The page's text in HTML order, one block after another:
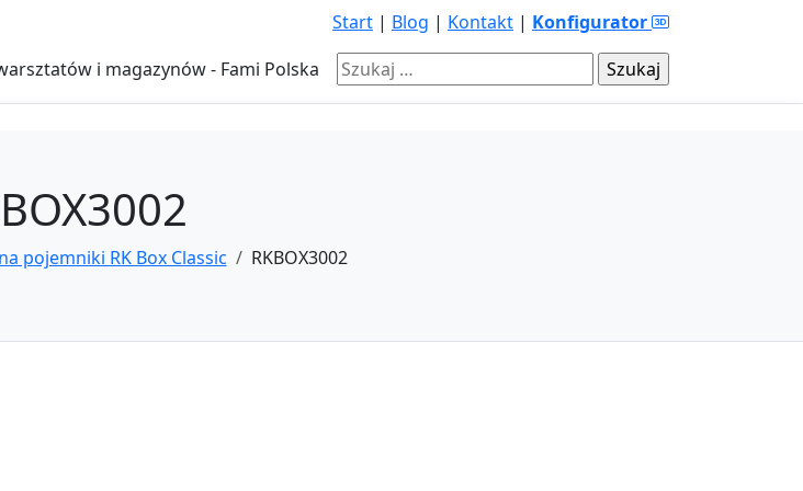
Start | Blog | Kontakt | Konfigurator
i magazynów - Fami Polska
Szukaj:
pojemniki RK Box Classic RKBOX3002